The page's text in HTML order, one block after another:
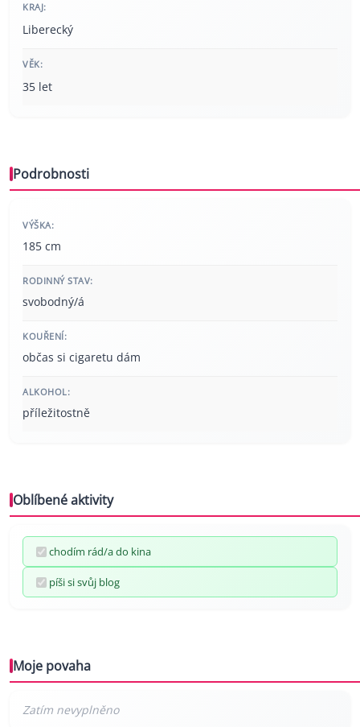
KRAJ:
Liberecký
VĚK:
35 let
Podrobnosti
VÝŠKA:
185 cm
RODINNÝ STAV:
svobodný/á
KOUŘENÍ:
občas si cigaretu dám
ALKOHOL:
příležitostně
Oblíbené aktivity
chodím rád/a do kina
píši si svůj blog
Moje povaha